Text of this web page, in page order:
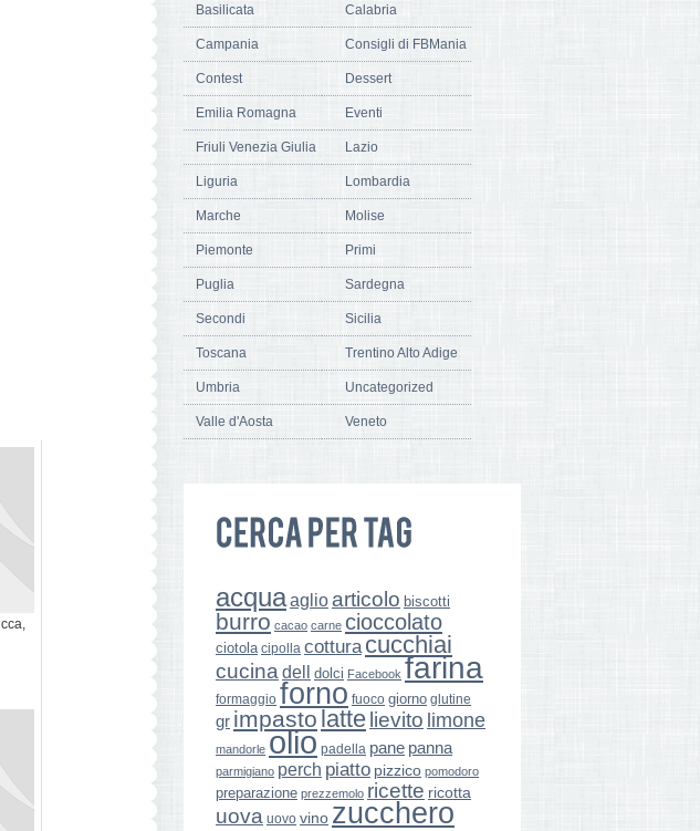
Basilicata Calabria
Campania Consigli di FBMania
Contest Dessert
Emilia Romagna Eventi
Friuli Venezia Giulia Lazio
Liguria Lombardia
Marche Molise
Piemonte Primi
Puglia Sardegna
Secondi Sicilia
Toscana Trentino Alto Adige
Umbria Uncategorized
Valle d'Aosta Veneto
acquaaglio articolo biscotti
burro cacao carne cioccolato
ciotola cipolla cottura cucchiai
cucina dell dolci Facebook farina
formaggio forno fuoco giorno glutine
gr impasto latte lievito limone
mandorle olio padella pane panna
parmigiano perch piatto pizzico pomodoro
preparazione prezzemolo ricette ricotta
uova uovo vino zucchero